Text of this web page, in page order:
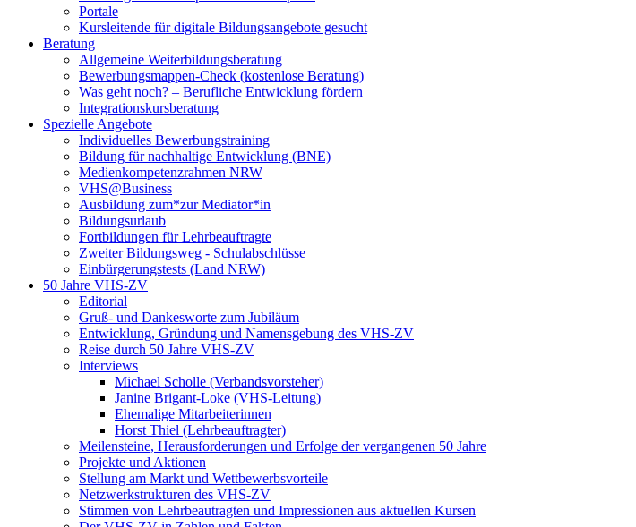
Portale
Kursleitende für digitale Bildungsangebote gesucht
Beratung
Allgemeine Weiterbildungsberatung
Bewerbungsmappen-Check (kostenlose Beratung)
Was geht noch? – Berufliche Entwicklung fördern
Integrationskursberatung
Spezielle Angebote
Individuelles Bewerbungstraining
Bildung für nachhaltige Entwicklung (BNE)
Medienkompetenzrahmen NRW
VHS@Business
Ausbildung zum*zur Mediator*in
Bildungsurlaub
Fortbildungen für Lehrbeauftragte
Zweiter Bildungsweg - Schulabschlüsse
Einbürgerungstests (Land NRW)
50 Jahre VHS-ZV
Editorial
Gruß- und Dankesworte zum Jubiläum
Entwicklung, Gründung und Namensgebung des VHS-ZV
Reise durch 50 Jahre VHS-ZV
Interviews
Michael Scholle (Verbandsvorsteher)
Janine Brigant-Loke (VHS-Leitung)
Ehemalige Mitarbeiterinnen
Horst Thiel (Lehrbeauftragter)
Meilensteine, Herausforderungen und Erfolge der vergangenen 50 Jahre
Projekte und Aktionen
Stellung am Markt und Wettbewerbsvorteile
Netzwerkstrukturen des VHS-ZV
Stimmen von Lehrbeautragten und Impressionen aus aktuellen Kursen